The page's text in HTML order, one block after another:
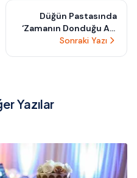
Sonraki Yazı
Düğün Pastasında
‘Zamanın Donduğu An’
Trendi: Tek Bir Kareden
Yazılar